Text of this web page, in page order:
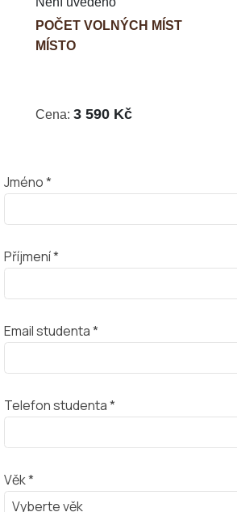
POČET VOLNÝCH MÍST
MÍSTO
Cena:3 590 Kč
Jméno *
Příjmení *
Email studenta *
Telefon studenta *
Věk *